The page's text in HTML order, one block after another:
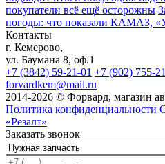
покупатели всё ещё осторожны
погоды: что показали КАМАЗ,
Контакты
г. Кемерово,
ул. Баумана 8, оф.1
+7 (3842) 59-21-01 +7 (902) 755-
forvardkem@mail.ru
2014-2026 © Форвард, магазин
Политика конфиденциальности
«Резалт»
Заказать звонок